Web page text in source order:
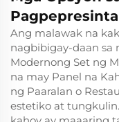
Ang malawak na
nagbibigay-daan sa
Modernong Set ng
na may Panel na
ng Paaralan o
estetiko at